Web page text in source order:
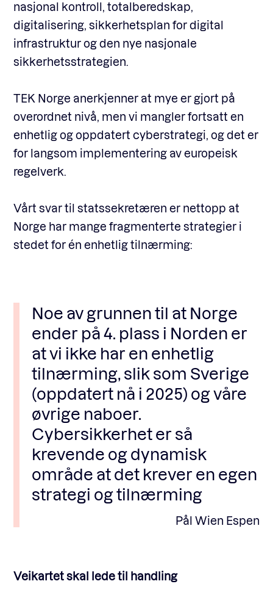
nasjonal kontroll, totalberedskap,
digitalisering, sikkerhetsplan for digital
infrastruktur og den nye nasjonale
sikkerhetsstrategien.
TEK Norge anerkjenner at mye er gjort på
overordnet nivå, men vi mangler fortsatt en
enhetlig og oppdatert cyberstrategi, og det er
for langsom implementering av europeisk
regelverk.
Vårt svar til statssekretæren er nettopp at
Norge har mange fragmenterte strategier i
stedet for én enhetlig tilnærming:
Noe av grunnen til at Norge
ender på 4. plass i Norden er
at vi ikke har en enhetlig
tilnærming, slik som Sverige
(oppdatert nå i 2025) og våre
øvrige naboer.
Cybersikkerhet er så
krevende og dynamisk
område at det krever en egen
strategi og tilnærming
Pål Wien Espen
Veikartet skal lede til handling